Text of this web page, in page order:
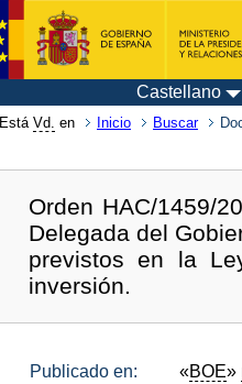
Castellano
Está Vd. en Inicio Buscar
Orden HAC/1459/
Delegada del
previstos en la
inversión.
Publicado en: «BOE»